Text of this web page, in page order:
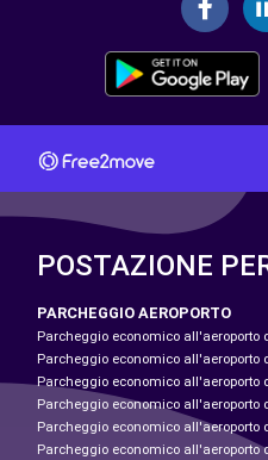
POSTAZIONE
PARCHEGGIO AEROPORTO
Parcheggio economico all'aeroporto
Parcheggio economico all'aeroporto
Parcheggio economico all'aeroporto
Parcheggio economico all'aeroporto
Parcheggio economico all'aeroporto
Parcheggio economico all'aeroporto